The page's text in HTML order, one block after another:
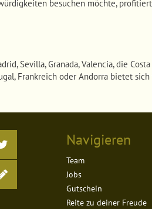
besuchen möchte,
Sevilla, Granada, Valencia, die
Frankreich oder Andorra bietet
Navigieren
Team
Jobs
Gutschein
Reite zu deiner Freude